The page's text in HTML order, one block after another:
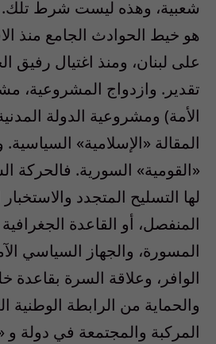
شعبية، وهذه ليست شرط تلك.
هو خيط الحوادث الجامع منذ
على لبنان، ومنذ اغتيال
تقدير. وازدواج المشروعية،
الأمة) ومشروعية الدولة
المقالة «الإسلامية» السياسية.
«القومية» السورية. فالحركة
لها التسليح المتجدد والاستخبار
المنفصل، أو القاعدة
المسورة، والجهاز السياسي
الوافر، وعلاقة السرة بقاعدة
والحماية من الرابطة الوطنية
المركبة والمجتمعة في دولة و